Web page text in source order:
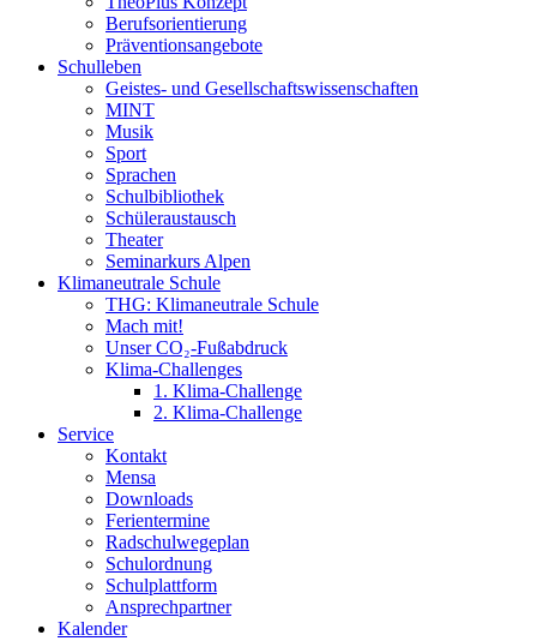
Berufsorientierung
Präventionsangebote
Schulleben
Geistes- und Gesellschaftswissenschaften
MINT
Musik
Sport
Sprachen
Schulbibliothek
Schüleraustausch
Theater
Seminarkurs Alpen
Klimaneutrale Schule
THG: Klimaneutrale Schule
Mach mit!
Unser CO₂-Fußabdruck
Klima-Challenges
1. Klima-Challenge
2. Klima-Challenge
Service
Kontakt
Mensa
Downloads
Ferientermine
Radschulwegeplan
Schulordnung
Schulplattform
Ansprechpartner
Kalender